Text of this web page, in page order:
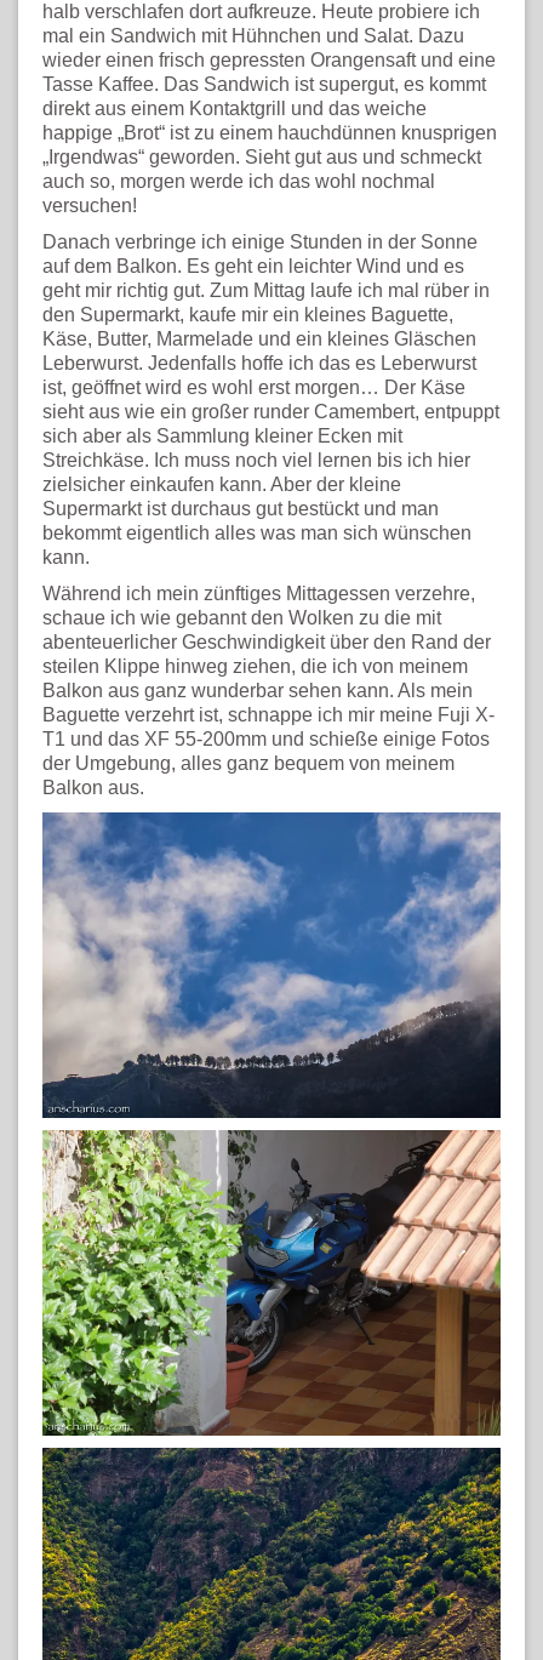
halb verschlafen dort aufkreuze. Heute probiere ich
mal ein Sandwich mit Hühnchen und Salat. Dazu
wieder einen frisch gepressten Orangensaft und eine
Tasse Kaffee. Das Sandwich ist supergut, es kommt
direkt aus einem Kontaktgrill und das weiche
happige „Brot“ ist zu einem hauchdünnen knusprigen
„Irgendwas“ geworden. Sieht gut aus und schmeckt
auch so, morgen werde ich das wohl nochmal
versuchen!
Danach verbringe ich einige Stunden in der Sonne
auf dem Balkon. Es geht ein leichter Wind und es
geht mir richtig gut. Zum Mittag laufe ich mal rüber in
den Supermarkt, kaufe mir ein kleines Baguette,
Käse, Butter, Marmelade und ein kleines Gläschen
Leberwurst. Jedenfalls hoffe ich das es Leberwurst
ist, geöffnet wird es wohl erst morgen… Der Käse
sieht aus wie ein großer runder Camembert, entpuppt
sich aber als Sammlung kleiner Ecken mit
Streichkäse. Ich muss noch viel lernen bis ich hier
zielsicher einkaufen kann. Aber der kleine
Supermarkt ist durchaus gut bestückt und man
bekommt eigentlich alles was man sich wünschen
kann.
Während ich mein zünftiges Mittagessen verzehre,
schaue ich wie gebannt den Wolken zu die mit
abenteuerlicher Geschwindigkeit über den Rand der
steilen Klippe hinweg ziehen, die ich von meinem
Balkon aus ganz wunderbar sehen kann. Als mein
Baguette verzehrt ist, schnappe ich mir meine Fuji X-
T1 und das XF 55-200mm und schieße einige Fotos
der Umgebung, alles ganz bequem von meinem
Balkon aus.